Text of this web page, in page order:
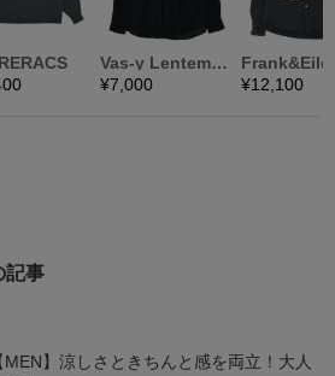
記事
MEN】涼しさときちんと感を両立！大人